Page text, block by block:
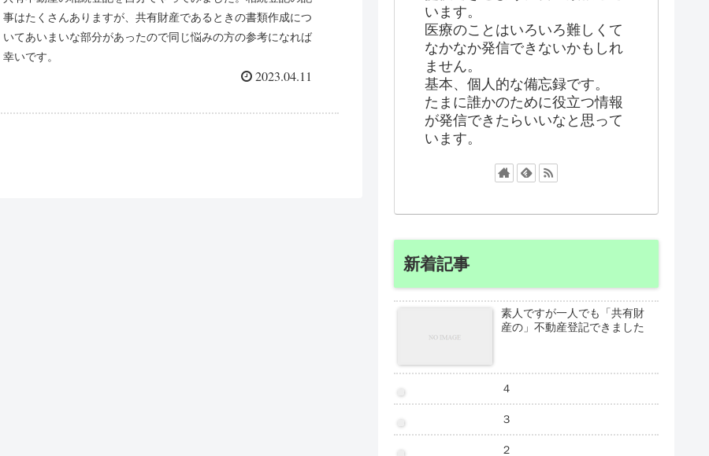
事はたくさんありますが、共有財産であるときの書類作成につ
いてあいまいな部分があったので同じ悩みの方の参考になれば
幸いです。
2023.04.11
います。
医療のことはいろいろ難しくて
なかなか発信できないかもしれ
ません。
基本、個人的な備忘録です。
たまに誰かのために役立つ情報
が発信できたらいいなと思って
います。
新着記事
素人ですが一人でも「共有財
産の」不動産登記できました
４
３
２